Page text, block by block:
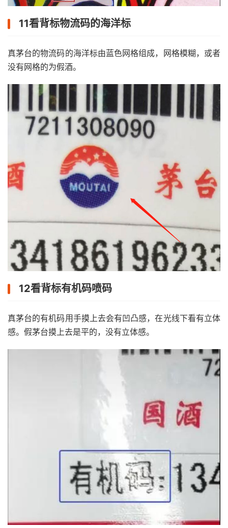
11看背标物流码的海洋标
真茅台的物流码的海洋标由蓝色网格组成，网格模糊，或者
没有网格的为假酒。
12看背标有机码喷码
真茅台的有机码用手摸上去会有凹凸感，在光线下看有立体
感。假茅台摸上去是平的，没有立体感。